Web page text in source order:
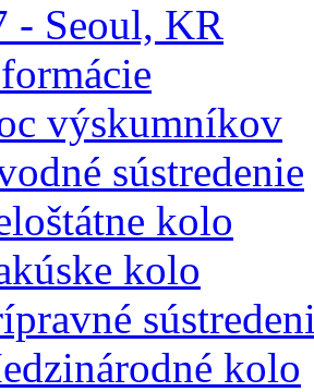
- Seoul, KR
výskumníkov
sústredenie
kolo
kolo
kolo